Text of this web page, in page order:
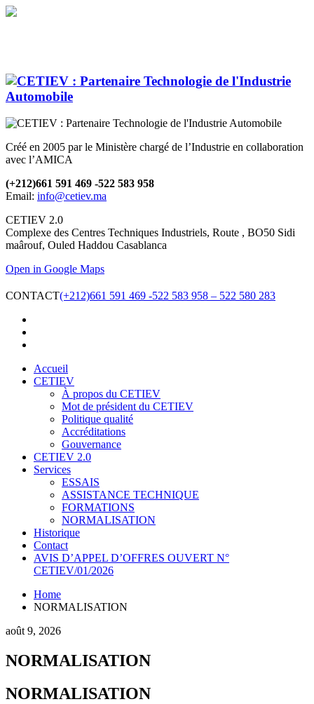
Créé en 2005 par le Ministère chargé de l’Industrie en collaboration
avec l’AMICA
(+212)661 591 469 -522 583 958
Email: info@cetiev.ma
CETIEV 2.0
Complexe des Centres Techniques Industriels, Route , BO50 Sidi
maârouf, Ouled Haddou Casablanca
Open in Google Maps
CONTACT(+212)661 591 469 -522 583 958 – 522 580 283
Accueil
CETIEV
À propos du CETIEV
Mot de président du CETIEV
Politique qualité
Accréditations
Gouvernance
CETIEV 2.0
Services
ESSAIS
ASSISTANCE TECHNIQUE
FORMATIONS
NORMALISATION
Historique
Contact
AVIS D’APPEL D’OFFRES OUVERT N°
CETIEV/01/2026
Home
NORMALISATION
août 9, 2026
NORMALISATION
NORMALISATION